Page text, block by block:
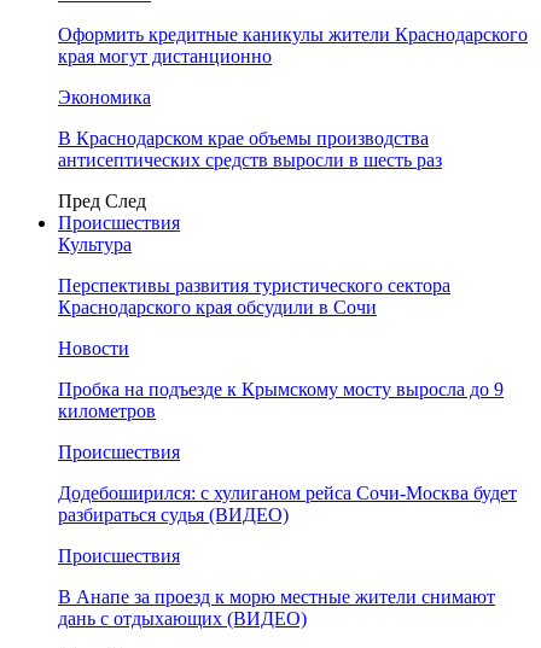
Оформить кредитные каникулы жители Краснодарского
края могут дистанционно
Экономика
В Краснодарском крае объемы производства
антисептических средств выросли в шесть раз
Пред След
Происшествия
Культура
Перспективы развития туристического сектора
Краснодарского края обсудили в Сочи
Новости
Пробка на подъезде к Крымскому мосту выросла до 9
километров
Происшествия
Додебоширился: с хулиганом рейса Сочи-Москва будет
разбираться судья (ВИДЕО)
Происшествия
В Анапе за проезд к морю местные жители снимают
дань с отдыхающих (ВИДЕО)